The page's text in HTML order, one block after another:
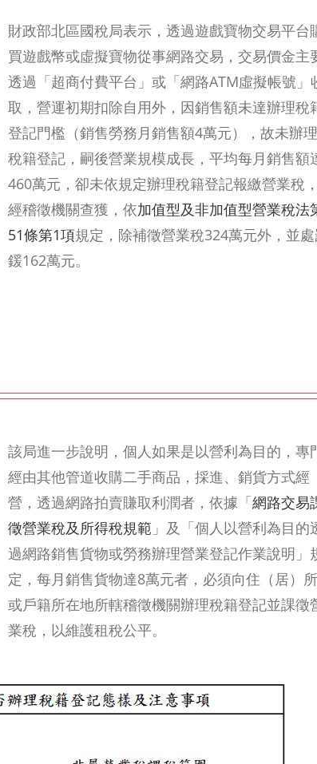
財政部北區國稅局表示，透過遊戲寶物交易平台
買遊戲幣或虛擬寶物從事網路交易，交易價金主
透過「超商付費平台」或「網路ATM虛擬帳號」
取，營運初期扣除自用外，因銷售額未達辦理稅
登記門檻（銷售勞務月銷售額4萬元），故未辦理
稅籍登記，嗣後營業規模成長，平均每月銷售額
460萬元，卻未依規定辦理稅籍登記報繳營業稅，
經稽徵機關查獲，依加值型及非加值型營業稅法
51條第1項規定，除補徵營業稅324萬元外，並處
鍰162萬元。
該局進一步說明，個人如果是以營利為目的，專
經由其他管道收購二手商品，採進、銷貨方式經
營，透過網路拍賣賺取利潤者，依據「網路交易
徵營業稅及所得稅規範 」及「個人以營利為目的
過網路銷售貨物或勞務辦理營業登記作業說明」
定，每月銷售貨物達8萬元者，必須向住（居）所
或戶籍所在地所轄稽徵機關辦理稅籍登記並課徵
業稅，以維護租稅公平。